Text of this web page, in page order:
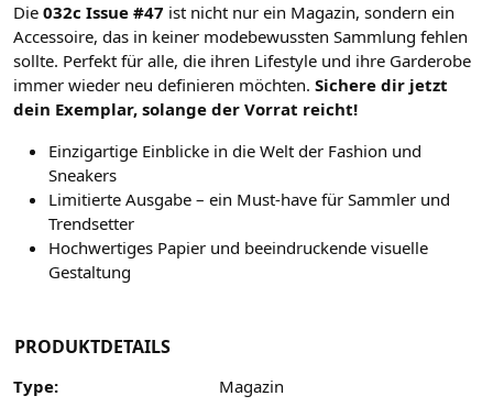
Die 032c Issue #47 ist nicht nur ein Magazin, sondern ein
Accessoire, das in keiner modebewussten Sammlung fehlen
sollte. Perfekt für alle, die ihren Lifestyle und ihre Garderobe
immer wieder neu definieren möchten. Sichere dir jetzt
dein Exemplar, solange der Vorrat reicht!
Einzigartige Einblicke in die Welt der Fashion und
Sneakers
Limitierte Ausgabe – ein Must-have für Sammler und
Trendsetter
Hochwertiges Papier und beeindruckende visuelle
Gestaltung
PRODUKTDETAILS
Type:
Magazin